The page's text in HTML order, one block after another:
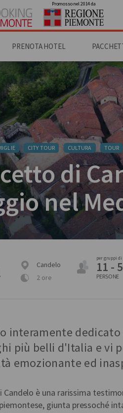
Promosso nel 2014 da
PRENOTA HOTEL
CITY TOUR CULTURA TOUR
di
nel
Candelo
2 ore
per gruppi di
11 -
PERSONE
interamente dedicato
più belli d'Italia e vi
emozionante ed
Candelo è una rarissima
giunta pressoché